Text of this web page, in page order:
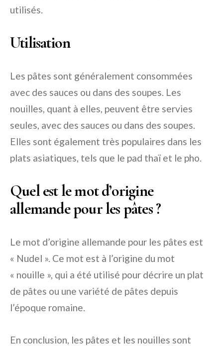
utilisés.
Utilisation
Les pâtes sont généralement consommées
avec des sauces ou dans des soupes. Les
nouilles, quant à elles, peuvent être servies
seules, avec des sauces ou dans des soupes.
Elles sont également très populaires dans les
plats asiatiques, tels que le pad thaï et le pho.
Quel est le mot d’origine
allemande pour les pâtes ?
Le mot d’origine allemande pour les pâtes est
« Nudel ». Ce mot est à l’origine du mot
« nouille », qui a été utilisé pour décrire un plat
de pâtes ou une variété de pâtes depuis
l’époque romaine.
En conclusion, les pâtes et les nouilles sont